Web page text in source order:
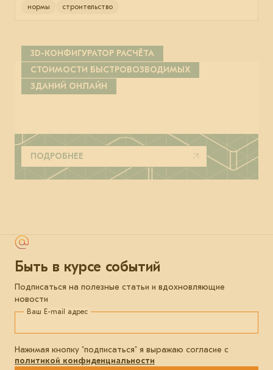
нормы строительство
3D-КОНФИГУРАТОР РАСЧЁТА
СТОИМОСТИ БЫСТРОВОЗВОДИМЫХ
ЗДАНИЙ ОНЛАЙН
ПОДРОБНЕЕ
Быть в курсе событий
Подписаться на полезные статьи и вдохновляющие
новости
Ваш E-mail адрес
Нажимая кнопку "подписаться" я выражаю согласие с
политикой конфиденциальности